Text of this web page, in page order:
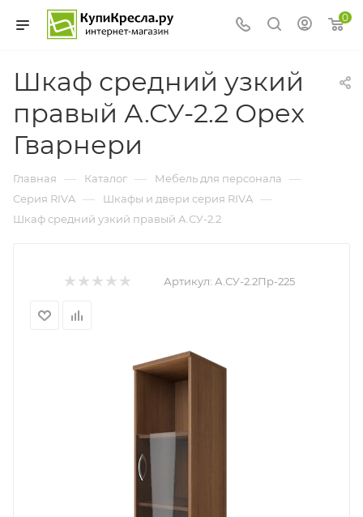
0
Шкаф средний узкий
правый А.СУ-2.2 Орех
Гварнери
Главная — Каталог — Мебель для персонала —
Cерия RIVA — Шкафы и двери серия RIVA —
Шкаф средний узкий правый А.СУ-2.2
Артикул: А.СУ-2.2Пр-225